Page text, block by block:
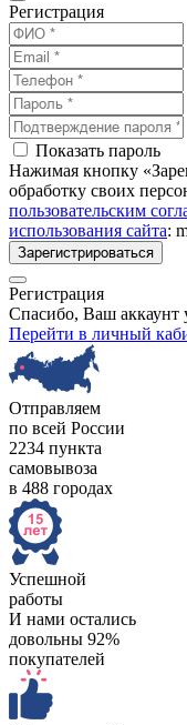
Регистрация
Показать пароль
Нажимая кнопку
обработку своих
пользовательским
использования сайта:
Зарегистрироваться
Регистрация
Спасибо, Ваш аккаунт
Перейти в личный
Отправляем
по всей России
2234 пункта
самовывоза
в 488 городах
Успешной
работы
И нами остались
довольны 92%
покупателей